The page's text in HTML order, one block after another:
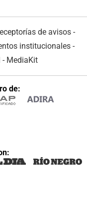
de avisos -
institucionales -
- MediaKit
de: